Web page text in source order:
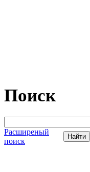
Поиск
Расширеный
поиск